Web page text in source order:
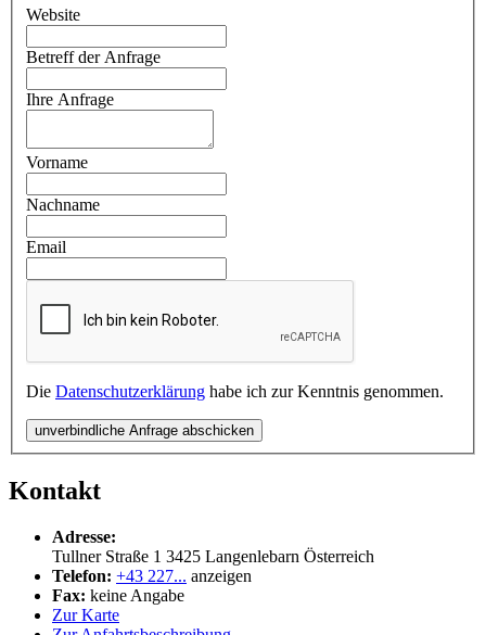
Website
Betreff der Anfrage
Ihre Anfrage
Vorname
Nachname
Email
Die Datenschutzerklärung habe ich zur Kenntnis genommen.
unverbindliche Anfrage abschicken
Kontakt
Adresse:
Tullner Straße 1 3425 Langenlebarn Österreich
Telefon: +43 227... anzeigen
Fax: keine Angabe
Zur Karte